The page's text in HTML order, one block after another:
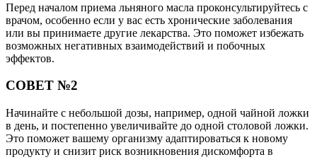
Перед началом приема льняного масла проконсультируйтесь с
врачом, особенно если у вас есть хронические заболевания
или вы принимаете другие лекарства. Это поможет избежать
возможных негативных взаимодействий и побочных
эффектов.
СОВЕТ №2
Начинайте с небольшой дозы, например, одной чайной ложки
в день, и постепенно увеличивайте до одной столовой ложки.
Это поможет вашему организму адаптироваться к новому
продукту и снизит риск возникновения дискомфорта в